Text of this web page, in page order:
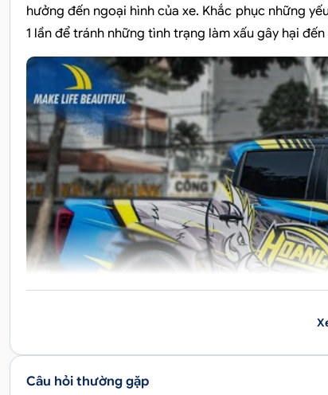
hưởng đến ngoại hình của xe. Khắc phục những
1 lần để tránh những tình trạng làm xấu gây hại đến
Câu hỏi thường gặp